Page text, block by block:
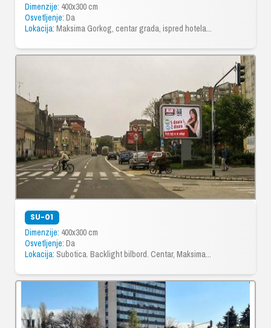
Dimenzije: 400x300 cm
Osvetljenje: Da
Lokacija: Maksima Gorkog, centar grada, ispred hotela...
SU-01
Dimenzije: 400x300 cm
Osvetljenje: Da
Lokacija: Subotica. Backlight bilbord. Centar, Maksima...